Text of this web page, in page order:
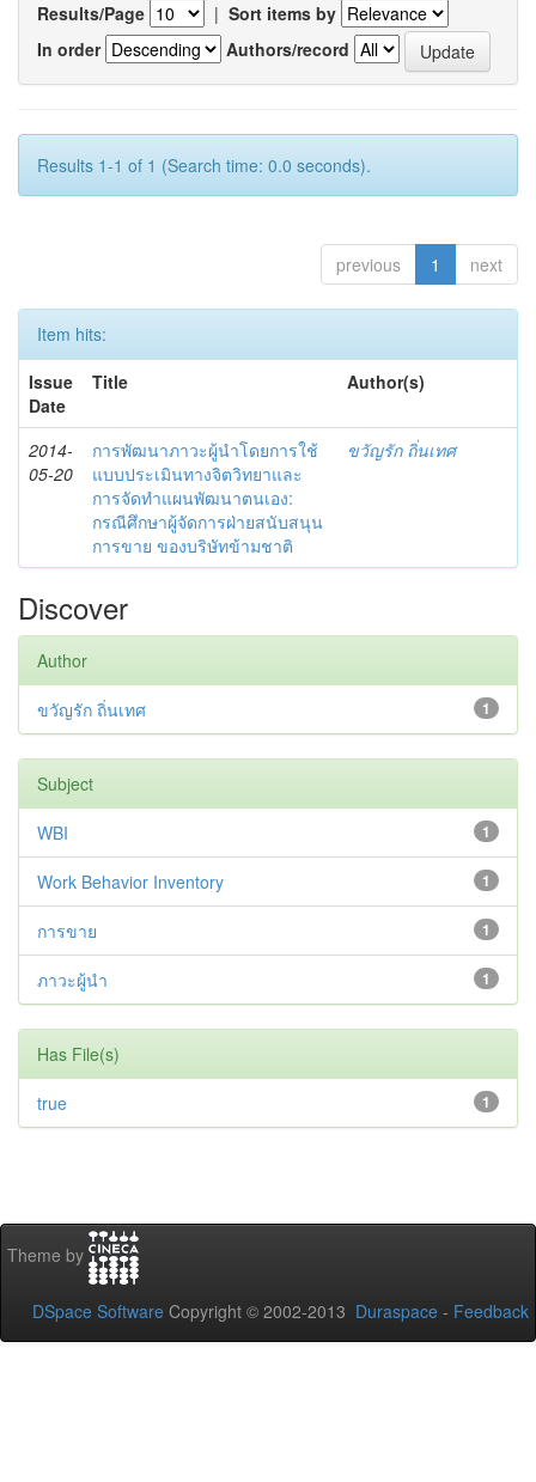
Results/Page | Sort items by
In order
Authors/record
Results 1-1 of 1 (Search time: 0.0 seconds).
previous 1 next
Item hits:
Issue
Date
Title Author(s)
2014-
05-20
การพัฒนาภาวะผู้นำโดยการใช้
แบบประเมินทางจิตวิทยาและ
การจัดทำแผนพัฒนาตนเอง:
กรณีศึกษาผู้จัดการฝ่ายสนับสนุน
การขาย ของบริษัทข้ามชาติ
ขวัญรัก ถิ่นเทศ
Discover
Author
1
ขวัญรัก ถิ่นเทศ
Subject
1
WBI
1
Work Behavior Inventory
1
การขาย
1
ภาวะผู้นำ
Has File(s)
1
true
Theme by
DSpace Software Copyright © 2002-2013 Duraspace - Feedback